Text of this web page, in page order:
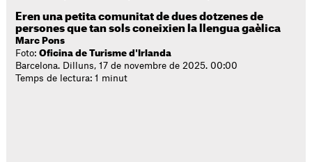
Eren una petita comunitat de dues dotzenes de
persones que tan sols coneixien la llengua gaèlica
Marc Pons
Foto:Oficina de Turisme d'Irlanda
Barcelona. Dilluns, 17 de novembre de 2025. 00:00
Temps de lectura: 1 minut